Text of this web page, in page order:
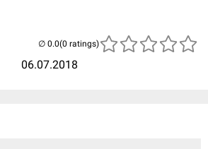
06.07.2018
(0 ratings)